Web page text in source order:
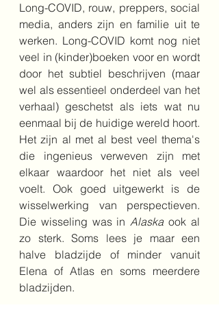
Long-COVID, rouw, preppers, social
media, anders zijn en familie uit te
werken. Long-COVID komt nog niet
veel in (kinder)boeken voor en wordt
door het subtiel beschrijven (maar
wel als essentieel onderdeel van het
verhaal) geschetst als iets wat nu
eenmaal bij de huidige wereld hoort.
Het zijn al met al best veel thema's
die ingenieus verweven zijn met
elkaar waardoor het niet als veel
voelt. Ook goed uitgewerkt is de
wisselwerking van perspectieven.
Die wisseling was in Alaska ook al
zo sterk. Soms lees je maar een
halve bladzijde of minder vanuit
Elena of Atlas en soms meerdere
bladzijden.